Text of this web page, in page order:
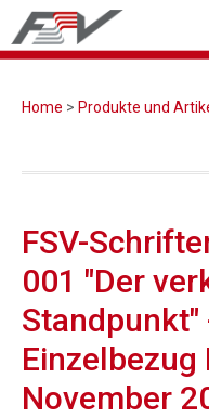
Home > Produkte und
FSV-
001 "Der
November